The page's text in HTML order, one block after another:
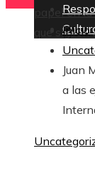
papel en
que Inicio
Juan
a las